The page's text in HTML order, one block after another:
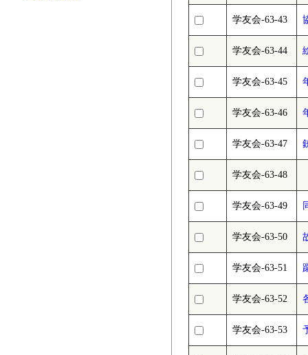
学友会-63-43
学友会-63-44
学友会-63-45
学友会-63-46
学友会-63-47
学友会-63-48
学友会-63-49
学友会-63-50
学友会-63-51
学友会-63-52
学友会-63-53